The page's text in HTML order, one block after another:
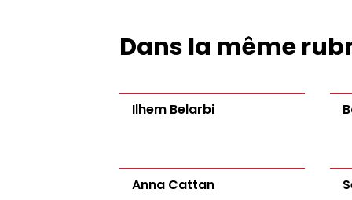
Dans la même
Ilhem Belarbi
Anna Cattan